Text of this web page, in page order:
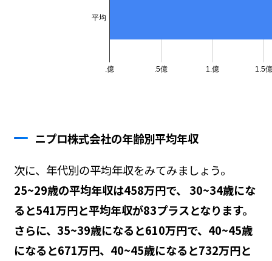
ニプロ株式会社の年齢別平均年収
次に、年代別の平均年収をみてみましょう。
25~29歳の平均年収は458万円で、 30~34歳にな
ると541万円と平均年収が83プラスとなります。
さらに、35~39歳になると610万円で、40~45歳
になると671万円、40~45歳になると732万円と